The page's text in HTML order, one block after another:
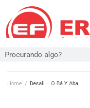
Home / Desali – O Bá Y Aba